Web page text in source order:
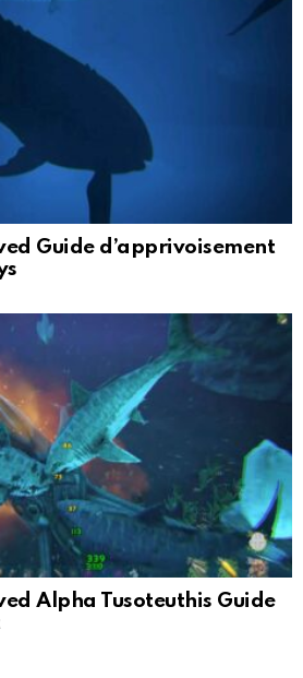
Guide d’apprivoisement
Alpha Tusoteuthis Guide